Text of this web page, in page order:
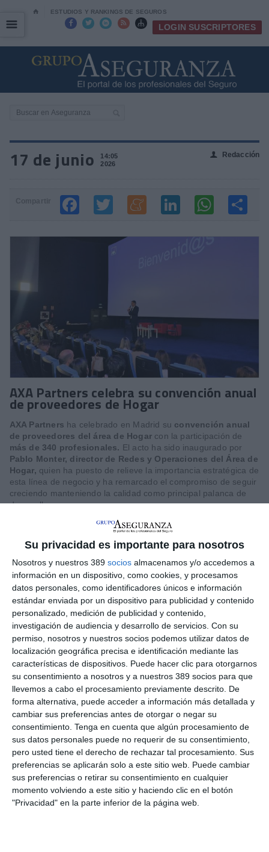
Su privacidad es importante para nosotros
Nosotros y nuestros 389 socios almacenamos y/o accedemos a
información en un dispositivo, como cookies, y procesamos
datos personales, como identificadores únicos e información
estándar enviada por un dispositivo para publicidad y contenido
personalizado, medición de publicidad y contenido,
investigación de audiencia y desarrollo de servicios. Con su
permiso, nosotros y nuestros socios podemos utilizar datos de
localización geográfica precisa e identificación mediante las
características de dispositivos. Puede hacer clic para otorgarnos
su consentimiento a nosotros y a nuestros 389 socios para que
llevemos a cabo el procesamiento previamente descrito. De
forma alternativa, puede acceder a información más detallada y
cambiar sus preferencias antes de otorgar o negar su
consentimiento. Tenga en cuenta que algún procesamiento de
sus datos personales puede no requerir de su consentimiento,
pero usted tiene el derecho de rechazar tal procesamiento. Sus
preferencias se aplicarán solo a este sitio web. Puede cambiar
sus preferencias o retirar su consentimiento en cualquier
momento volviendo a este sitio y haciendo clic en el botón
"Privacidad" en la parte inferior de la página web.
⌂ ESTUDIOS Y RANKINGS DE SEGUROS
     LOGIN SUSCRIPTORES
☰
☰
17 de junio
14:05
2026
👤 Redacción
AXA Partners celebra su convención anual
de proveedores de Hogar
AXA Partners ha celebrado en Madrid su convención anual
de proveedores del área de Hogarcon la participación de
más de 340 profesionales. El acto ha sido inaugurado por
Pablo Monter, director de Redes y Operaciones del Área de
Hogar, quien ha puesto de relieve la importancia estratégica de
esta línea de negocio y ha remarcado el compromiso de seguir
creciendo manteniendo la calidad como principal palanca de
desarrollo.
Durante la jornada, se han presentado las líneas estratégicas
para el área de hogar y se han dado a conocer algunos
resultados de satisfacción de sus clientes. Así, en los
últimos 5 años, AXA Partners haaumentado su NPS en 20
puntos,
según ha revelado la compañía.
La convención ha finalizado con laentrega de premiosque
reconocen la dedicación y el desempeño de los proveedores,
galardonándose a los mejores reparadores de cada zona, los
mejores multigremios, cristaleros, cerrajeros y autónomos por
su aportación a la red. También, a los dos mejores servicios
técnicos y a los dos proveedores con mejor NPS de cliente.
"Los buenos resultados en NPS son el resultado del esfuerzo
conjunto y la dedicación de todos los profesionales que
conforman la red de proveedores de la compañía", ha
señalado Pablo Monter, que ha añadido: "La red es el pilar
fundamental de nuestra actividad y de la satisfacción del cliente
y queremos reconocer su labor y el gran trabajo en equipo
realizado en los últimos años".
Si quiere recibir diariamente y GRATIS noticias como esta,
pinche aquí.